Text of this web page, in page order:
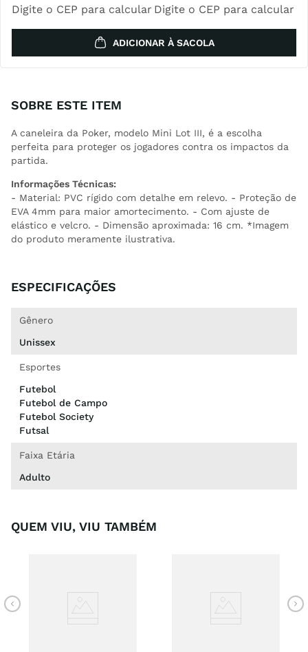
Digite o CEP para calcular Digite o CEP para calcular
ADICIONAR À SACOLA
SOBRE ESTE ITEM
A caneleira da Poker, modelo Mini Lot III, é a escolha
perfeita para proteger os jogadores contra os impactos da
partida.
Informações Técnicas:
- Material: PVC rígido com detalhe em relevo. - Proteção de
EVA 4mm para maior amortecimento. - Com ajuste de
elástico e velcro. - Dimensão aproximada: 16 cm. *Imagem
do produto meramente ilustrativa.
ESPECIFICAÇÕES
Gênero
Unissex
Esportes
Futebol
Futebol de Campo
Futebol Society
Futsal
Faixa Etária
Adulto
QUEM VIU, VIU TAMBÉM